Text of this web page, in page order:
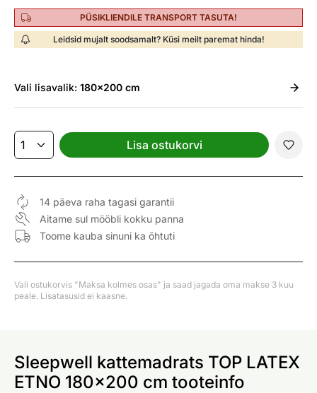
PÜSIKLIENDILE TRANSPORT TASUTA!
Leidsid mujalt soodsamalt? Küsi meilt paremat hinda!
Vali lisavalik: 180x200 cm
Lisa ostukorvi
14 päeva raha tagasi garantii
Aitame sul mööbli kokku panna
Toome kauba sinuni ka õhtuti
Vali ostukorvis "Maksa kolmes osas" ja saad jagada oma makse 3 kuu
peale. Lisatasusid ei kaasne.
Sleepwell kattemadrats TOP LATEX
ETNO 180x200 cm tooteinfo